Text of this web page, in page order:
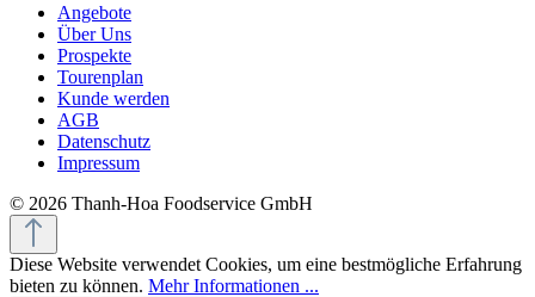
Angebote
Über Uns
Prospekte
Tourenplan
Kunde werden
AGB
Datenschutz
Impressum
© 2026 Thanh-Hoa Foodservice GmbH
Diese Website verwendet Cookies, um eine bestmögliche Erfahrung
bieten zu können. Mehr Informationen ...